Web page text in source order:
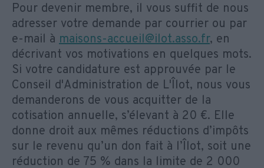
Pour devenir membre, il vous suffit de nous
adresser votre demande par courrier ou par
e-mail à maisons-accueil@ilot.asso.fr, en
décrivant vos motivations en quelques mots.
Si votre candidature est approuvée par le
Conseil d'Administration de L'Îlot, nous vous
demanderons de vous acquitter de la
cotisation annuelle, s’élevant à 20 €. Elle
donne droit aux mêmes réductions d’impôts
sur le revenu qu’un don fait à l’Îlot, soit une
réduction de 75 % dans la limite de 2 000